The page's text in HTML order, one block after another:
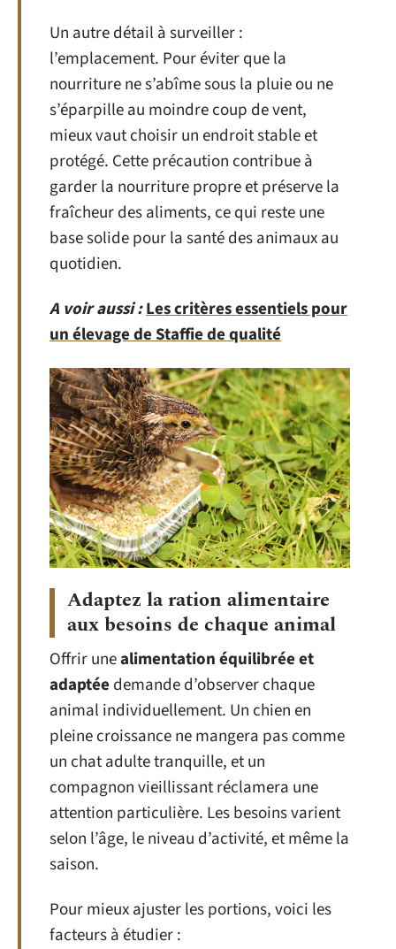
Un autre détail à surveiller :
l’emplacement. Pour éviter que la
nourriture ne s’abîme sous la pluie ou ne
s’éparpille au moindre coup de vent,
mieux vaut choisir un endroit stable et
protégé. Cette précaution contribue à
garder la nourriture propre et préserve la
fraîcheur des aliments, ce qui reste une
base solide pour la santé des animaux au
quotidien.
A voir aussi :Les critères essentiels pour
un élevage de Staffie de qualité
Adaptez la ration alimentaire
aux besoins de chaque animal
Offrir unealimentation équilibrée et
adaptée demande d’observer chaque
animal individuellement. Un chien en
pleine croissance ne mangera pas comme
un chat adulte tranquille, et un
compagnon vieillissant réclamera une
attention particulière. Les besoins varient
selon l’âge, le niveau d’activité, et même la
saison.
Pour mieux ajuster les portions, voici les
facteurs à étudier :